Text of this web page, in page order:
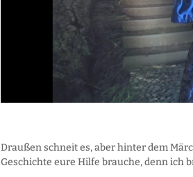
Draußen schneit es, aber hinter dem
Geschichte eure Hilfe brauche, denn ich